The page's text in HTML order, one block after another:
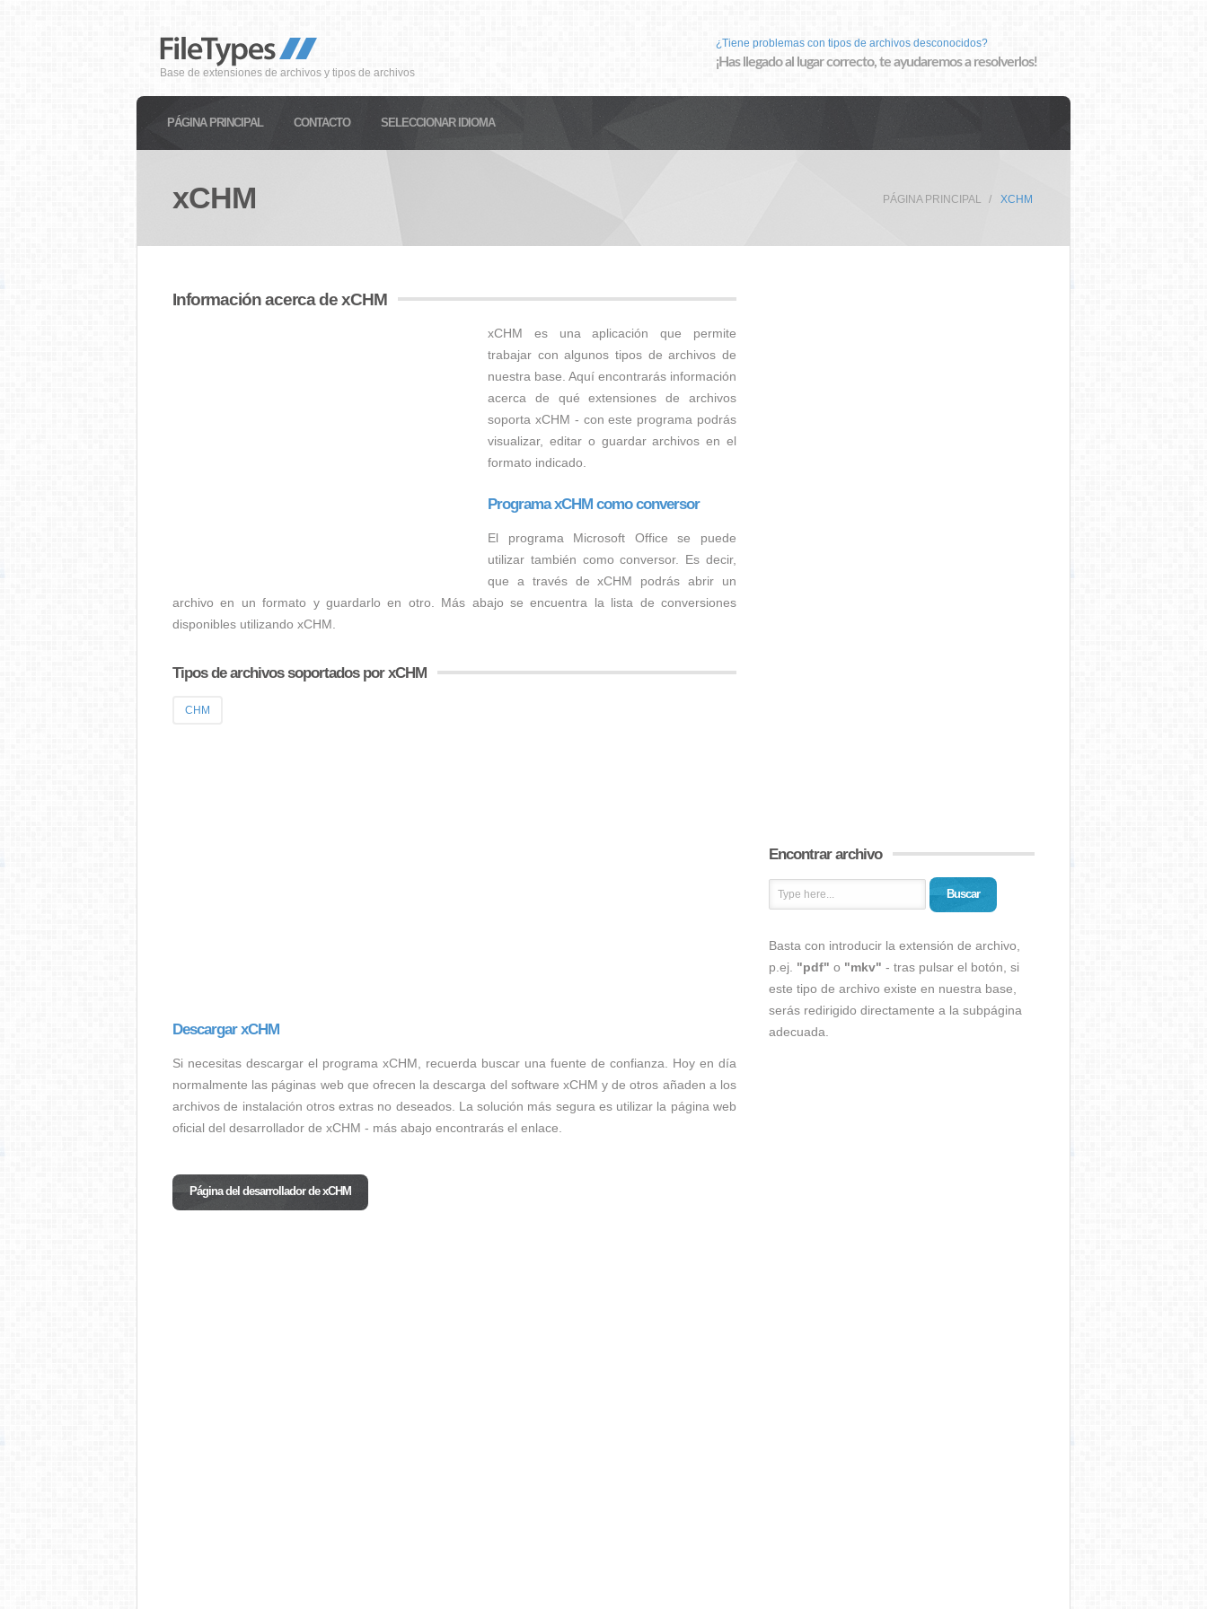
Base de extensiones de archivos y tipos de archivos
¿Tiene problemas con tipos de archivos desconocidos?
¡Has llegado al lugar correcto, te ayudaremos a resolverlos!
PÁGINA PRINCIPAL CONTACTO SELECCIONAR IDIOMA
xCHM PÁGINA PRINCIPAL XCHM
Información acerca de xCHM
xCHM es una aplicación que permite
trabajar con algunos tipos de archivos de
nuestra base. Aquí encontrarás información
acerca de qué extensiones de archivos
soporta xCHM - con este programa podrás
visualizar, editar o guardar archivos en el
formato indicado.
Programa xCHM como conversor
El programa Microsoft Office se puede
utilizar también como conversor. Es decir,
que a través de xCHM podrás abrir un
archivo en un formato y guardarlo en otro. Más abajo se encuentra la lista de conversiones
disponibles utilizando xCHM.
Tipos de archivos soportados por xCHM
CHM
Descargar xCHM
Si necesitas descargar el programa xCHM, recuerda buscar una fuente de confianza. Hoy en día
normalmente las páginas web que ofrecen la descarga del software xCHM y de otros añaden a los
archivos de instalación otros extras no deseados. La solución más segura es utilizar la página web
oficial del desarrollador de xCHM - más abajo encontrarás el enlace.
Página del desarrollador de xCHM
Encontrar archivo
Buscar
Basta con introducir la extensión de archivo,
p.ej. "pdf" o "mkv" - tras pulsar el botón, si
este tipo de archivo existe en nuestra base,
serás redirigido directamente a la subpágina
adecuada.